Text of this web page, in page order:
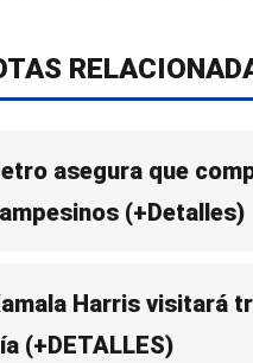
asegura que
(+Detalles)
Harris visitará
(+DETALLES)